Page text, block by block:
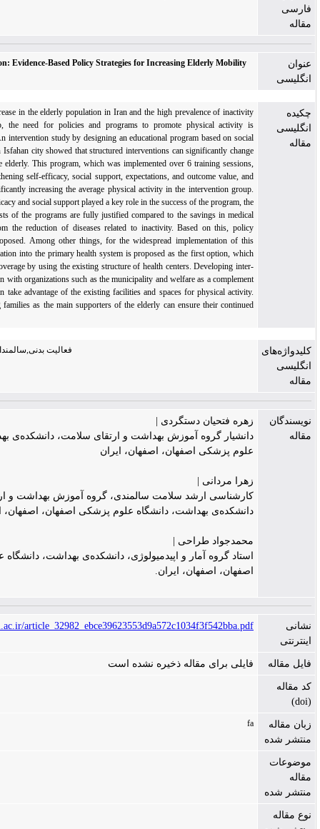
Aging Mobilization: Evidence-Based Policy Strategies for Increasing Elderly Mobility
With the rapid increase in the elderly population in Iran and the high prevalence of
in this age group, the need for policies and programs to promote physical activity
increasingly felt. An intervention study by designing an educational program based on
cognitive theory in Isfahan city showed that structured interventions can significantly
the behavior of the elderly. This program, which was implemented over 6 training
focused on strengthening self-efficacy, social support, expectations, and outcome value,
succeeded in significantly increasing the average physical activity in the intervention
Given that self-efficacy and social support played a key role in the success of the program,
implementation costs of the programs are fully justified compared to the savings in
costs resulting from the reduction of diseases related to inactivity. Based on this,
strategies were proposed. Among other things, for the widespread implementation of
program, its integration into the primary health system is proposed as the first option,
can have a wide coverage by using the existing structure of health centers. Developing
sectoral cooperation with organizations such as the municipality and welfare as a
to this program can take advantage of the existing facilities and spaces for physical
Also, empowering families as the main supporters of the elderly can ensure their
فعالیت بدنی,سالمندان,خلاصه سیاستی
فتحیان دستگردی |
گروه آموزش بهداشت و ارتقای سلامت، دانشکده‌ی بهداشت، دانشگاه
پزشکی اصفهان، اصفهان، ایران
ارشد سلامت سالمندی، گروه آموزش بهداشت و ارتقای سلامت،
بهداشت، دانشگاه علوم پزشکی اصفهان، اصفهان، ایران
طراحی |
گروه آمار و اپیدمیولوژی، دانشکد‌ه‌ی بهداشت، دانشگاه علوم پزشکی
اصفهان، ایران.
https://jims.mui.ac.ir/
برای مقاله ذخیره نشده است